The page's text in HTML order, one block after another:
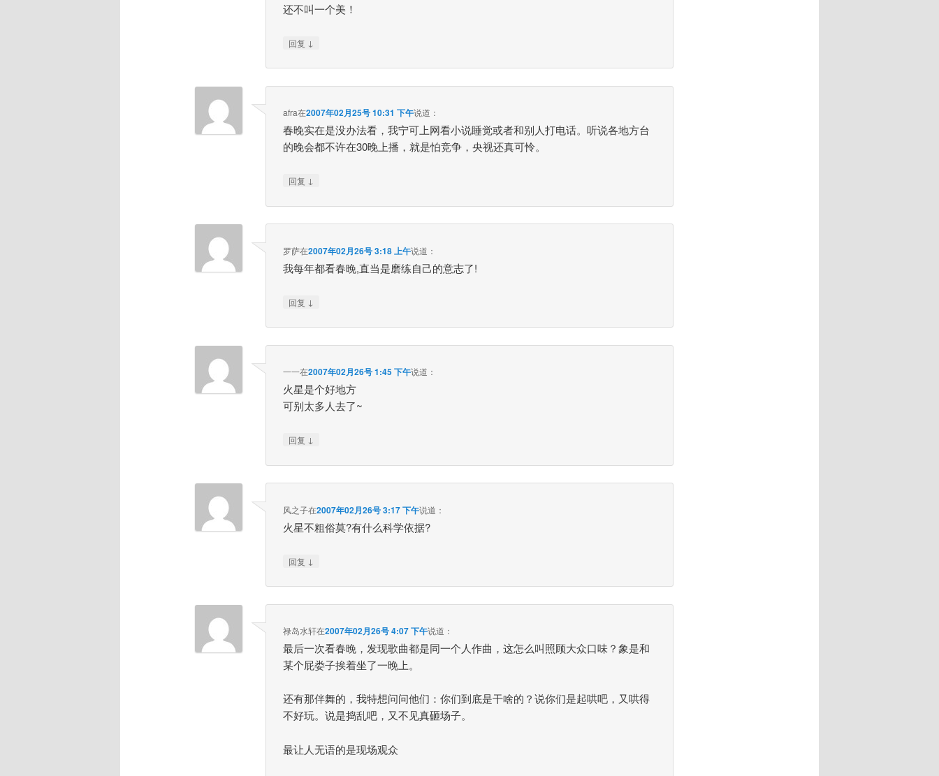
还不叫一个美！
回复 ↓
afra在2007年02月25号 10:31 下午说道：
春晚实在是没办法看，我宁可上网看小说睡觉或者和别人打电话。听说各地方台
的晚会都不许在30晚上播，就是怕竞争，央视还真可怜。
回复 ↓
罗萨在2007年02月26号 3:18 上午说道：
我每年都看春晚,直当是磨练自己的意志了!
回复 ↓
一一在2007年02月26号 1:45 下午说道：
火星是个好地方
可别太多人去了~
回复 ↓
风之子在2007年02月26号 3:17 下午说道：
火星不粗俗莫?有什么科学依据?
回复 ↓
禄岛水轩在2007年02月26号 4:07 下午说道：
最后一次看春晚，发现歌曲都是同一个人作曲，这怎么叫照顾大众口味？象是和
某个屁娄子挨着坐了一晚上。
还有那伴舞的，我特想问问他们：你们到底是干啥的？说你们是起哄吧，又哄得
不好玩。说是捣乱吧，又不见真砸场子。
最让人无语的是现场观众